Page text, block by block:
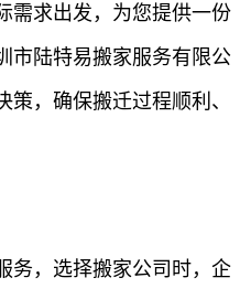
需求出发，为您提供一份
市陆特易搬家服务有限公
，确保搬迁过程顺利、
务，选择搬家公司时，企